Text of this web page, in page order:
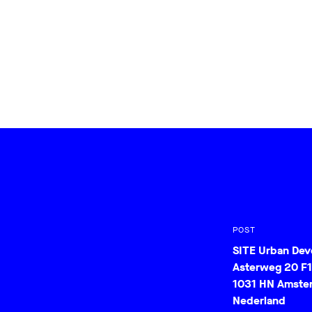
POST
SITE Urban
Asterweg 20 F1
1031 HN
Nederland